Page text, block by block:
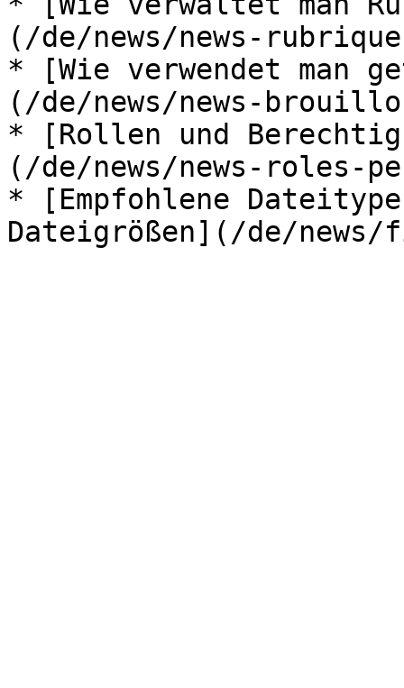
(/de/news/news-
* [Wie verwendet man
(/de/news/news-
* [Rollen und
(/de/news/news-roles-
* [Empfohlene